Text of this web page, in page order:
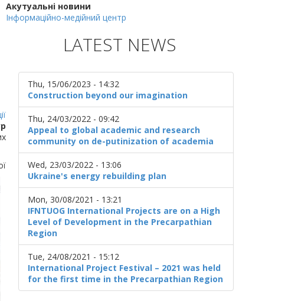
Акутуальні новини
Інформаційно-медійний центр
LATEST NEWS
Thu, 15/06/2023 - 14:32
Construction beyond our imagination
Thu, 24/03/2022 - 09:42
Appeal to global academic and research
community on de-putinization of academia
Wed, 23/03/2022 - 13:06
Ukraine's energy rebuilding plan
Mon, 30/08/2021 - 13:21
IFNTUOG International Projects are on a High
Level of Development in the Precarpathian
Region
Tue, 24/08/2021 - 15:12
International Project Festival – 2021 was held
for the first time in the Precarpathian Region